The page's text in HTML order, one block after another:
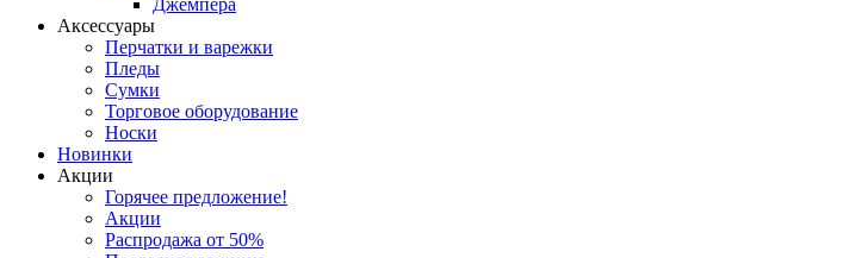
Джемпера
Аксессуары
Перчатки и варежки
Пледы
Сумки
Торговое оборудование
Носки
Новинки
Акции
Горячее предложение!
Акции
Распродажа от 50%